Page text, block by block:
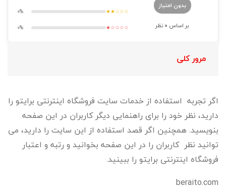
بدون امتیاز
بر اساس 0 نظر
★★☆☆☆
0%
★☆☆☆☆
0%
مرور کلی
اگر تجربه استفاده از خدمات سایت فروشگاه اینترنتی برایتو را
دارید، نظر خود را برای راهنمایی دیگر کاربران در این صفحه
بنویسید. همچنین اگر قصد استفاده از این سایت را دارید، می
توانید نظر کاربران را در این صفحه بخوانید و رتبه و اعتبار
فروشگاه اینترنتی برایتو را ببینید.
beraito.com